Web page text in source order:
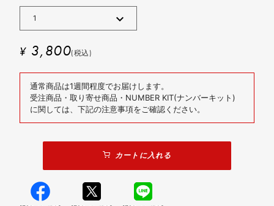
¥ 3,800(税込)
通常商品は1週間程度でお届けします。
受注商品・取り寄せ商品・NUMBER KIT(ナンバーキット)
に関しては、下記の注意事項をご確認ください。
カートに入れる